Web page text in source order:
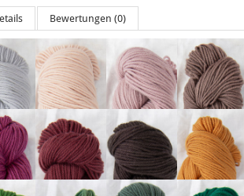
Bewertungen (0)